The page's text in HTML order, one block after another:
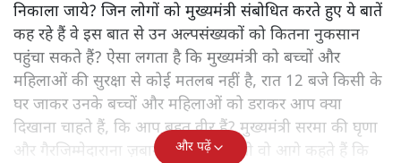
निकाला जाये? जिन लोगों को मुख्यमंत्री संबोधित करते हुए ये बातें
कह रहे हैं वे इस बात से उन अल्पसंख्यकों को कितना नुकसान
पहुंचा सकते हैं? ऐसा लगता है कि मुख्यमंत्री को बच्चों और
महिलाओं की सुरक्षा से कोई मतलब नहीं है, रात 12 बजे किसी के
घर जाकर उनके बच्चों और महिलाओं को डराकर आप क्या
दिखाना चाहते हैं, कि आप बहुत वीर हैं? मुख्यमंत्री सरमा की घृणा
और गैरजिम्मेदाराना ज़बान यहीं नहीं रुकती वो आगे कहते हैं कि
और पढ़ें